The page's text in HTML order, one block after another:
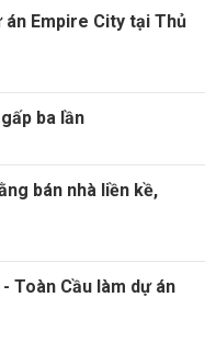
Empire City tại Thủ
ba lần
bán nhà liền kề,
Toàn Cầu làm dự án